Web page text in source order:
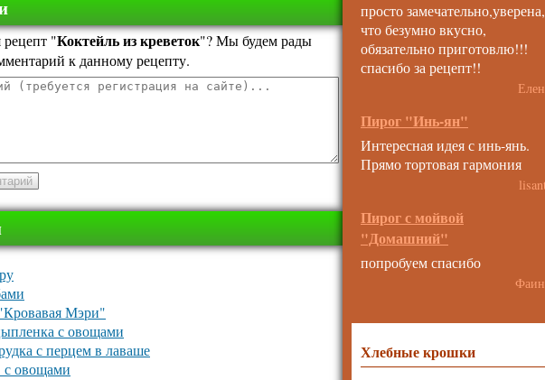
"Коктейль из креветок"? Мы будем рады
к данному рецепту.
Мэри"
с овощами
с перцем в лаваше
овощами
просто замечательно,уверена,
что безумно вкусно,
обязательно приготовлю!!!
спасибо за рецепт!!
Пирог "Инь-ян"
Интересная идея с инь-янь.
Прямо тортовая гармония
Пирог с мойвой
"Домашний"
попробуем спасибо
Хлебные крошки